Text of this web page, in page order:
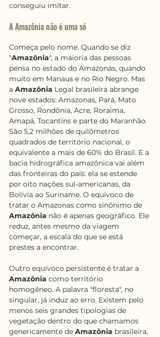
conseguiu imitar.
A Amazônia não é uma só
Começa pelo nome. Quando se diz
"Amazônia", a maioria das pessoas
pensa no estado do Amazonas, quando
muito em Manaus e no Rio Negro. Mas
a Amazônia Legal brasileira abrange
nove estados: Amazonas, Pará, Mato
Grosso, Rondônia, Acre, Roraima,
Amapá, Tocantins e parte do Maranhão.
São 5,2 milhões de quilômetros
quadrados de território nacional, o
equivalente a mais de 60% do Brasil. E a
bacia hidrográfica amazônica vai além
das fronteiras do país: ela se estende
por oito nações sul-americanas, da
Bolívia ao Suriname. O equívoco de
tratar o Amazonas como sinônimo de
Amazônia não é apenas geográfico. Ele
reduz, antes mesmo da viagem
começar, a escala do que se está
prestes a encontrar.
Outro equívoco persistente é tratar a
Amazônia como território
homogêneo. A palavra "floresta", no
singular, já induz ao erro. Existem pelo
menos seis grandes tipologias de
vegetação dentro do que chamamos
genericamente de Amazônia brasileira,